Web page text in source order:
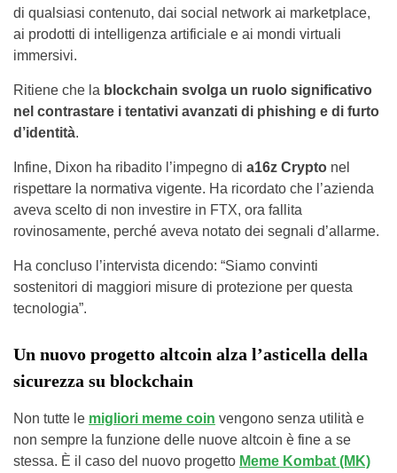
di qualsiasi contenuto, dai social network ai marketplace,
ai prodotti di intelligenza artificiale e ai mondi virtuali
immersivi.
Ritiene che la blockchain svolga un ruolo significativo
nel contrastare i tentativi avanzati di phishing e di furto
d’identità.
Infine, Dixon ha ribadito l’impegno di a16z Crypto nel
rispettare la normativa vigente. Ha ricordato che l’azienda
aveva scelto di non investire in FTX, ora fallita
rovinosamente, perché aveva notato dei segnali d’allarme.
Ha concluso l’intervista dicendo: “Siamo convinti
sostenitori di maggiori misure di protezione per questa
tecnologia”.
Un nuovo progetto altcoin alza l’asticella della
sicurezza su blockchain
Non tutte le migliori meme coin vengono senza utilità e
non sempre la funzione delle nuove altcoin è fine a se
stessa. È il caso del nuovo progetto Meme Kombat (MK)